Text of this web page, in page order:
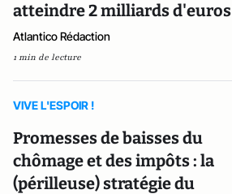
atteindre 2 milliards d'euros
Atlantico Rédaction
1 min de lecture
VIVE L'ESPOIR !
Promesses de baisses du
chômage et des impôts : la
(périlleuse) stratégie du